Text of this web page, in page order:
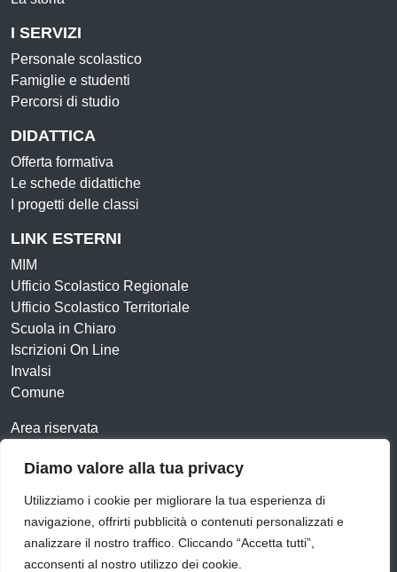
Diamo valore alla tua privacy
Utilizziamo i cookie per migliorare la tua esperienza di
navigazione, offrirti pubblicità o contenuti personalizzati e
analizzare il nostro traffico. Cliccando “Accetta tutti”,
acconsenti al nostro utilizzo dei cookie.
I SERVIZI
Personale scolastico
Famiglie e studenti
Percorsi di studio
DIDATTICA
Offerta formativa
Le schede didattiche
I progetti delle classi
LINK ESTERNI
MIM
Ufficio Scolastico Regionale
Ufficio Scolastico Territoriale
Scuola in Chiaro
Iscrizioni On Line
Invalsi
Comune
Area riservata
Amministrazione TrasparenteAlbo online
Dichiarazione di accessibilitàObiettivi di accessibilità
FeedbackNote legaliPrivacy PolicyCookie